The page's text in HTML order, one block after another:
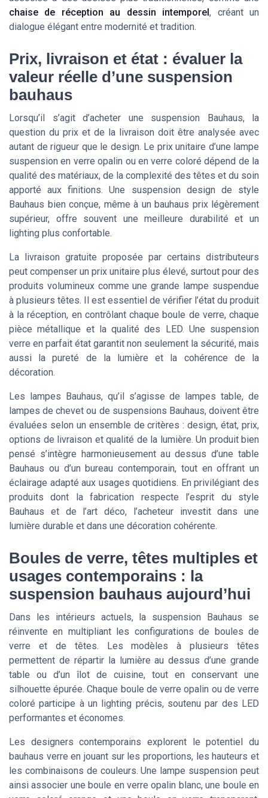
chaise de réception au dessin intemporel, créant un
dialogue élégant entre modernité et tradition.
Prix, livraison et état : évaluer la
valeur réelle d’une suspension
bauhaus
Lorsqu’il s’agit d’acheter une suspension Bauhaus, la
question du prix et de la livraison doit être analysée avec
autant de rigueur que le design. Le prix unitaire d’une lampe
suspension en verre opalin ou en verre coloré dépend de la
qualité des matériaux, de la complexité des têtes et du soin
apporté aux finitions. Une suspension design de style
Bauhaus bien conçue, même à un bauhaus prix légèrement
supérieur, offre souvent une meilleure durabilité et un
lighting plus confortable.
La livraison gratuite proposée par certains distributeurs
peut compenser un prix unitaire plus élevé, surtout pour des
produits volumineux comme une grande lampe suspendue
à plusieurs têtes. Il est essentiel de vérifier l’état du produit
à la réception, en contrôlant chaque boule de verre, chaque
pièce métallique et la qualité des LED. Une suspension
verre en parfait état garantit non seulement la sécurité, mais
aussi la pureté de la lumière et la cohérence de la
décoration.
Les lampes Bauhaus, qu’il s’agisse de lampes table, de
lampes de chevet ou de suspensions Bauhaus, doivent être
évaluées selon un ensemble de critères : design, état, prix,
options de livraison et qualité de la lumière. Un produit bien
pensé s’intègre harmonieusement au dessus d’une table
Bauhaus ou d’un bureau contemporain, tout en offrant un
éclairage adapté aux usages quotidiens. En privilégiant des
produits dont la fabrication respecte l’esprit du style
Bauhaus et de l’art déco, l’acheteur investit dans une
lumière durable et dans une décoration cohérente.
Boules de verre, têtes multiples et
usages contemporains : la
suspension bauhaus aujourd’hui
Dans les intérieurs actuels, la suspension Bauhaus se
réinvente en multipliant les configurations de boules de
verre et de têtes. Les modèles à plusieurs têtes
permettent de répartir la lumière au dessus d’une grande
table ou d’un îlot de cuisine, tout en conservant une
silhouette épurée. Chaque boule de verre opalin ou de verre
coloré participe à un lighting précis, soutenu par des LED
performantes et économes.
Les designers contemporains explorent le potentiel du
bauhaus verre en jouant sur les proportions, les hauteurs et
les combinaisons de couleurs. Une lampe suspension peut
ainsi associer une boule en verre opalin blanc, une boule en